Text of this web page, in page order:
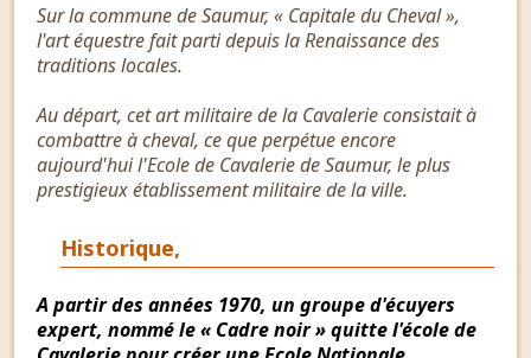
Sur la commune de Saumur, « Capitale du Cheval »,
l'art équestre fait parti depuis la Renaissance des
traditions locales.
Au départ, cet art militaire de la Cavalerie consistait à
combattre à cheval, ce que perpétue encore
aujourd'hui l'Ecole de Cavalerie de Saumur, le plus
prestigieux établissement militaire de la ville.
Historique,
A partir des années 1970, un groupe d'écuyers
expert, nommé le « Cadre noir » quitte l'école de